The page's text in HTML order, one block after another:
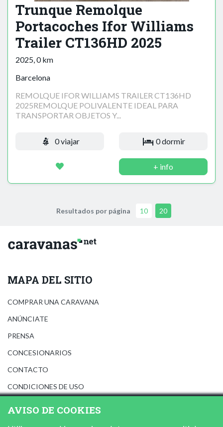
Trunque Remolque
Portacoches Ifor Williams
Trailer CT136HD 2025
2025, 0 km
Barcelona
REMOLQUE IFOR WILLIAMS TRAILER CT136HD
2025REMOLQUE POLIVALENTE IDEAL PARA
TRANSPORTAR OBJETOS Y...
0 viajar 0 dormir
+ info
Resultados por página 10 20
MAPA DEL SITIO
COMPRAR UNA CARAVANA
ANÚNCIATE
PRENSA
CONCESIONARIOS
CONTACTO
CONDICIONES DE USO
AVISO DE COOKIES